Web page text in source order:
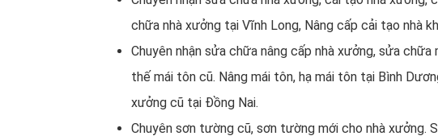
chữa nhà xưởng tại Vĩnh Long, Nâng cấp cải tạo nhà
Chuyên nhận sửa chữa nâng cấp nhà xưởng, sửa
thế mái tôn cũ. Nâng mái tôn, hạ mái tôn tại Bình
xưởng cũ tại Đồng Nai.
Chuyên sơn tường cũ, sơn tường mới cho nhà xưởng.